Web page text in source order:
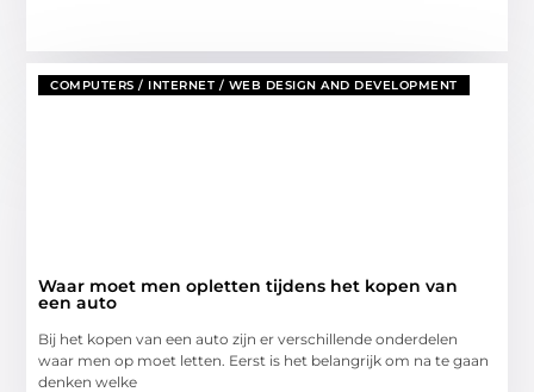
COMPUTERS / INTERNET / WEB DESIGN AND DEVELOPMENT
Waar moet men opletten tijdens het kopen van
een auto
Bij het kopen van een auto zijn er verschillende onderdelen
waar men op moet letten. Eerst is het belangrijk om na te gaan
denken welke